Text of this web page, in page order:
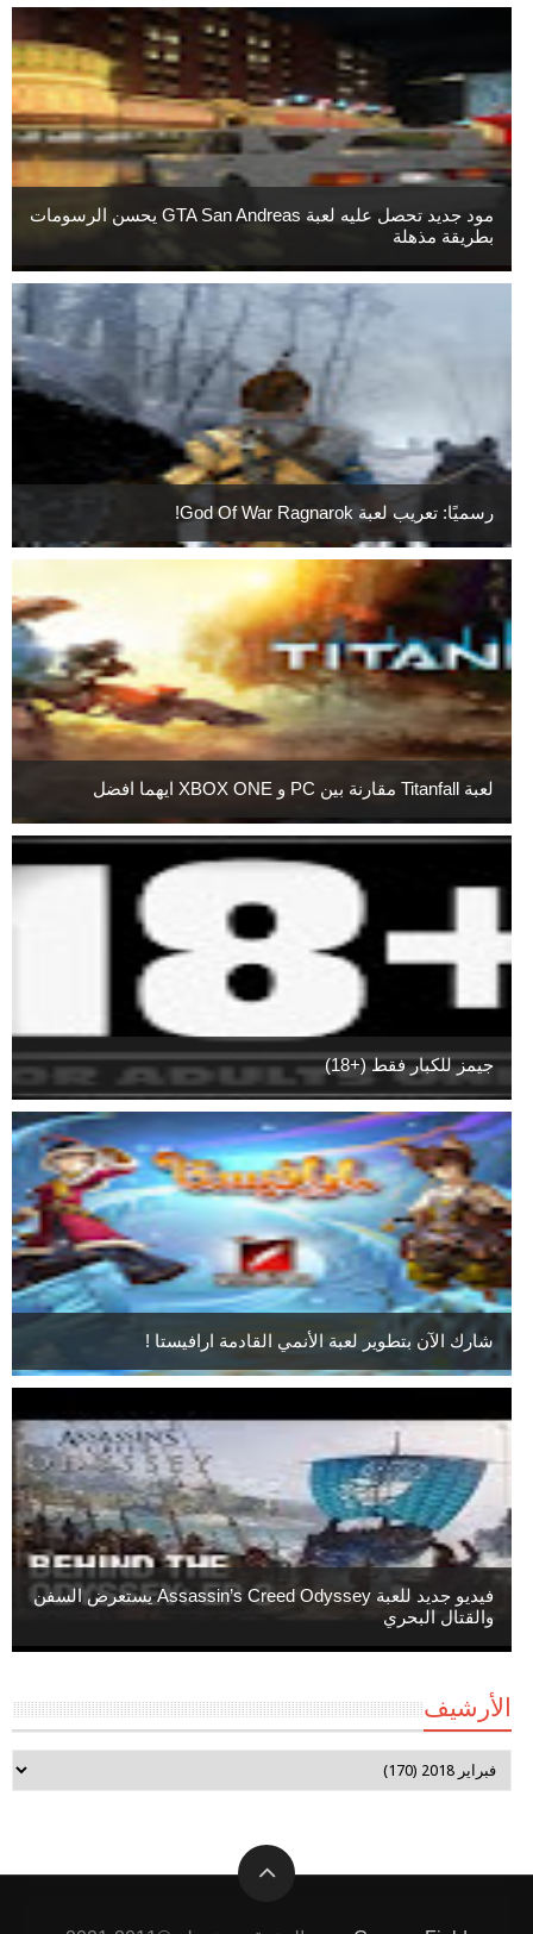
مود جديد تحصل عليه لعبة GTA San Andreas يحسن الرسومات
بطريقة مذهلة
رسميًا: تعريب لعبة God Of War Ragnarok!
لعبة Titanfall مقارنة بين PC و XBOX ONE ايهما افضل
جيمز للكبار فقط (+18)
شارك الآن بتطوير لعبة الأنمي القادمة ارافيستا !
فيديو جديد للعبة Assassin’s Creed Odyssey يستعرض السفن
والقتال البحري
الأرشيف